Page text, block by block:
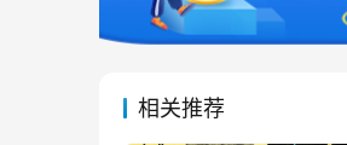
相关推荐